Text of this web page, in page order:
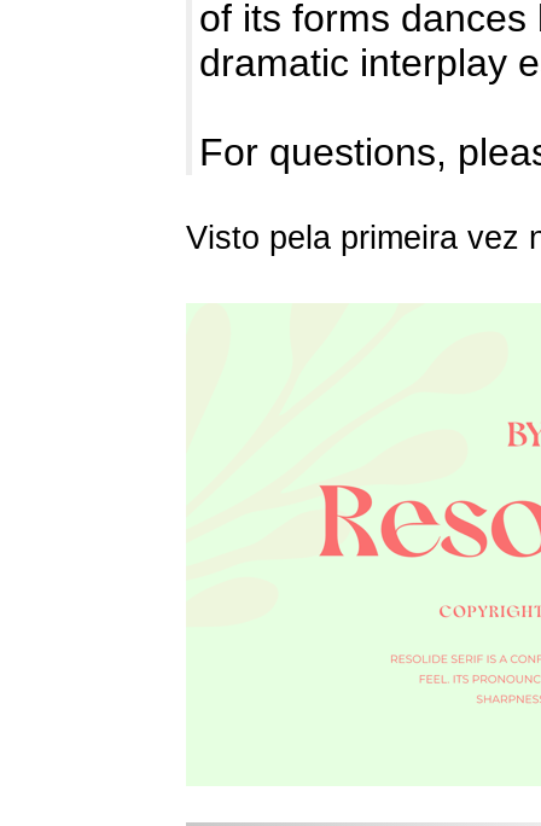
of its forms
dramatic interplay
For questions,
Visto pela primeira vez